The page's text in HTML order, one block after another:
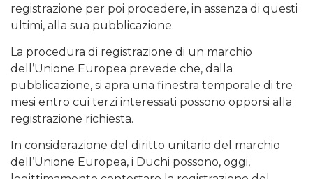
registrazione per poi procedere, in assenza di questi
ultimi, alla sua pubblicazione.
La procedura di registrazione di un marchio
dell’Unione Europea prevede che, dalla
pubblicazione, si apra una finestra temporale di tre
mesi entro cui terzi interessati possono opporsi alla
registrazione richiesta.
In considerazione del diritto unitario del marchio
dell’Unione Europea, i Duchi possono, oggi,